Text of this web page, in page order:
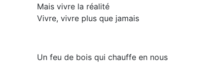
Mais vivre la réalité
Vivre, vivre plus que jamais
Un feu de bois qui chauffe en nous